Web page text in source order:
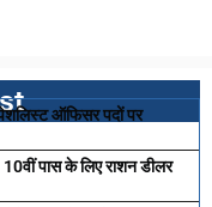
ऑफिसर पदों पर
पास के लिए राशन डीलर